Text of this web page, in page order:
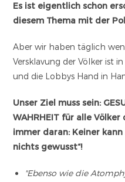
Es ist eigentlich schon
diesem Thema mit der
Aber wir haben täglich
Versklavung der Völker ist
und die Lobbys Hand in
Unser Ziel muss sein:
WAHRHEIT für alle Völker
immer daran: Keiner kann
nichts gewusst“!
"Ebenso wie die